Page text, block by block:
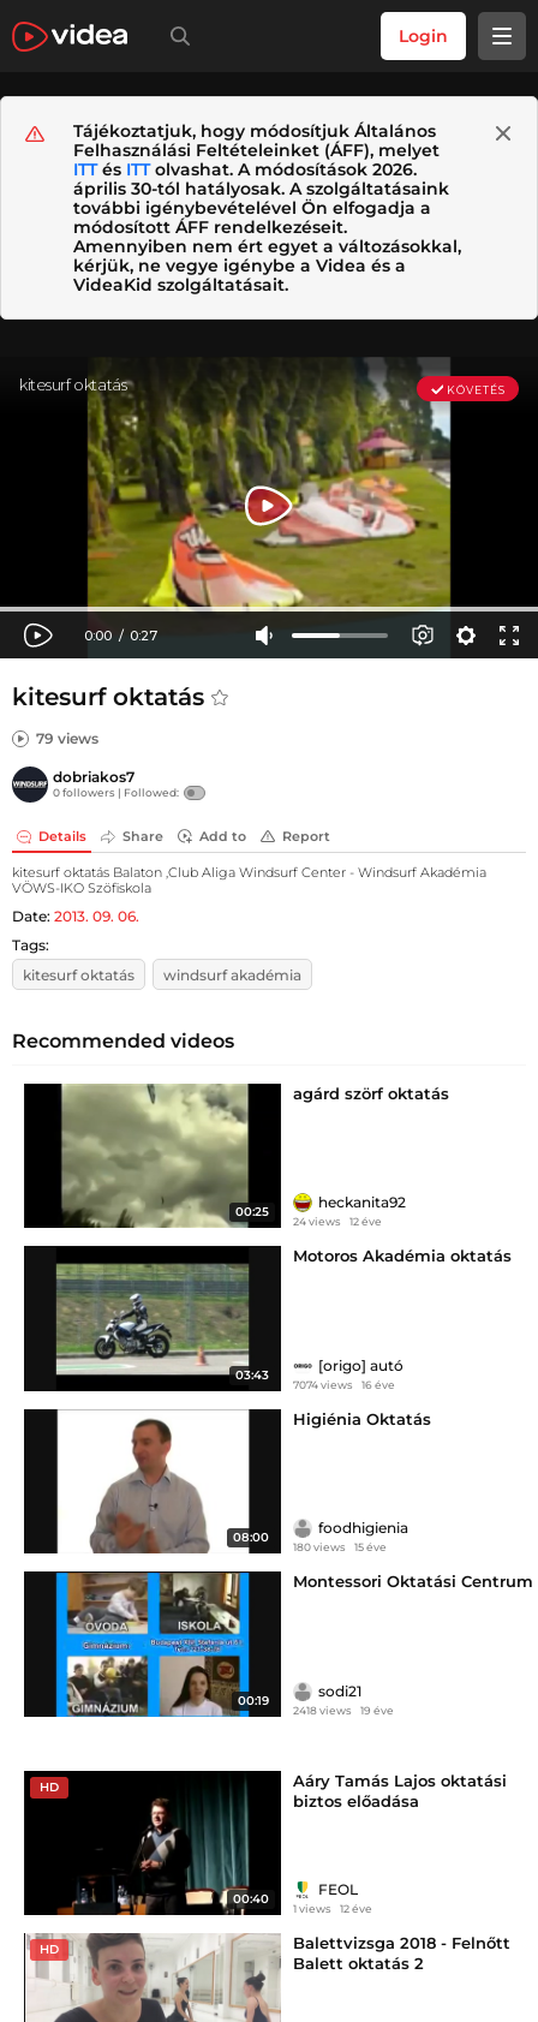
Login
Tájékoztatjuk, hogy módosítjuk Általános
Felhasználási Feltételeinket (ÁFF), melyet
ITTés ITTolvashat. A módosítások 2026.
április 30-tól hatályosak. A szolgáltatásaink
további igénybevételével Ön elfogadja a
módosított ÁFF rendelkezéseit.
Amennyiben nem ért egyet a változásokkal,
kérjük, ne vegye igénybe a Videa és a
VideaKid szolgáltatásait.
kitesurf oktatás
79 views
dobriakos7
0 followers | Followed:
Details Share Add to Report
kitesurf oktatás Balaton ,Club Aliga Windsurf Center - Windsurf Akadémia
VÖWS-IKO Szöfiskola
Date: 2013. 09. 06.
Tags:
kitesurf oktatás
windsurf akadémia
Recommended videos
00:25
agárd szörf oktatás
heckanita92
24 views 12 éve
03:43
Motoros Akadémia oktatás
[origo] autó
7074 views 16 éve
08:00
Higiénia Oktatás
foodhigienia
180 views 15 éve
00:19
Montessori Oktatási Centrum
sodi21
2418 views 19 éve
HD
00:40
Aáry Tamás Lajos oktatási
biztos előadása
FEOL
1 views 12 éve
HD
Balettvizsga 2018 - Felnőtt
Balett oktatás 2